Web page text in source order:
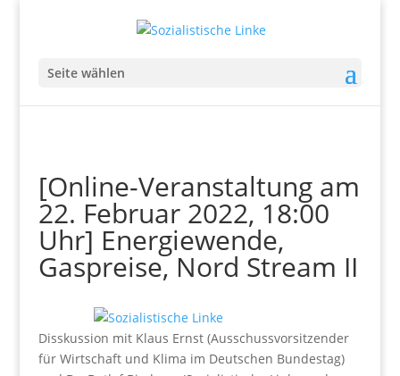
Seite wählen
[Online-Veranstaltung am
22. Februar 2022, 18:00
Uhr] Energiewende,
Gaspreise, Nord Stream II
Disskussion mit Klaus Ernst (Ausschussvorsitzender
für Wirtschaft und Klima im Deutschen Bundestag)